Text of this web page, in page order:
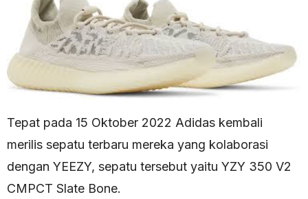
Tepat pada 15 Oktober 2022 Adidas kembali
merilis sepatu terbaru mereka yang kolaborasi
dengan YEEZY, sepatu tersebut yaitu YZY 350 V2
CMPCT Slate Bone.